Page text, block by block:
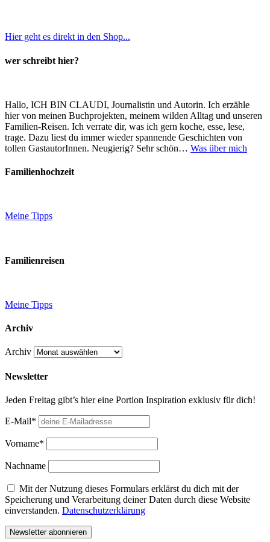
Hier geht es direkt in den Shop...
wer schreibt hier?
Hallo, ICH BIN CLAUDI, Journalistin und Autorin. Ich erzähle
hier von meinen Buchprojekten, meinem wilden Alltag und unseren
Familien-Reisen. Ich verrate dir, was ich gern koche, esse, lese,
trage. Dazu liest du immer wieder spannende Geschichten von
tollen GastautorInnen. Neugierig? Sehr schön… Was über mich
Familienhochzeit
Meine Tipps
Familienreisen
Meine Tipps
Archiv
Archiv
Newsletter
Jeden Freitag gibt’s hier eine Portion Inspiration exklusiv für dich!
E-Mail*
Vorname*
Nachname
Mit der Nutzung dieses Formulars erklärst du dich mit der
Speicherung und Verarbeitung deiner Daten durch diese Website
einverstanden. Datenschutzerklärung